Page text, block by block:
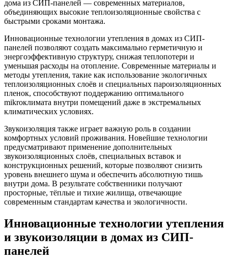
дома из СИП-панелей — современных материалов,
объединяющих высокие теплоизоляционные свойства с
быстрыми сроками монтажа.
Инновационные технологии утепления в домах из СИП-
панелей позволяют создать максимально герметичную и
энергоэффективную структуру, снижая теплопотери и
уменьшая расходы на отопление. Современные материалы и
методы утепления, такие как использование экологичных
теплоизоляционных слоёв и специальных пароизоляционных
пленок, способствуют поддержанию оптимального
mikroклимата внутри помещений даже в экстремальных
климатических условиях.
Звукоизоляция также играет важную роль в создании
комфортных условий проживания. Новейшие технологии
предусматривают применение дополнительных
звукоизоляционных слоёв, специальных вставок и
конструкционных решений, которые позволяют снизить
уровень внешнего шума и обеспечить абсолютную тишь
внутри дома. В результате собственники получают
просторные, тёплые и тихие жилища, отвечающие
современным стандартам качества и экологичности.
Инновационные технологии утепления
и звукоизоляции в домах из СИП-
панелей